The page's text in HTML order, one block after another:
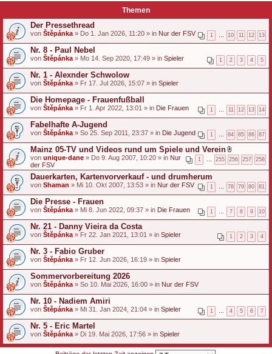
Themen
Der Pressethread
1 10 11 12 13
von Štěpánka » Do 1. Jan 2026, 11:20 » in Nur der FSV
Nr. 8 - Paul Nebel
1 2 3 4 5
von Štěpánka » Mo 14. Sep 2020, 17:49 » in Spieler
Nr. 1 - Alexnder Schwolow
von Štěpánka » Fr 17. Jul 2026, 15:07 » in Spieler
Die Homepage - Frauenfußball
1 11 12 13 14
von Štěpánka » Fr 1. Apr 2022, 13:01 » in Die Frauen
Fabelhafte A-Jugend
1 84 85 86 87
von Štěpánka » So 25. Sep 2011, 23:37 » in Die Jugend
Mainz 05-TV und Videos rund um Spiele und Verein
D
a
t
i
a
h
n
1 255 256 257 258
von unique-dane » Do 9. Aug 2007, 10:20 » in Nur
der FSV
Dauerkarten, Kartenvorverkauf - und drumherum
1 78 79 80 81
von Shaman » Mi 10. Okt 2007, 13:53 » in Nur der FSV
Die Presse - Frauen
1 7 8 9 10
von Štěpánka » Mi 8. Jun 2022, 09:37 » in Die Frauen
Nr. 21 - Danny Vieira da Costa
1 2 3 4
von Štěpánka » Fr 22. Jan 2021, 13:01 » in Spieler
Nr. 3 - Fabio Gruber
von Štěpánka » Fr 12. Jun 2026, 16:19 » in Spieler
Sommervorbereitung 2026
von Štěpánka » So 10. Mai 2026, 16:00 » in Nur der FSV
Nr. 10 - Nadiem Amiri
1 4 5 6 7
von Štěpánka » Mi 31. Jan 2024, 21:04 » in Spieler
Nr. 5 - Eric Martel
von Štěpánka » Di 19. Mai 2026, 17:56 » in Spieler